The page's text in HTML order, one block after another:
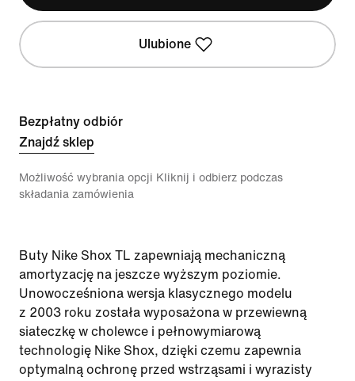
Ulubione
Bezpłatny odbiór
Znajdź sklep
Możliwość wybrania opcji Kliknij i odbierz podczas
składania zamówienia
Buty Nike Shox TL zapewniają mechaniczną
amortyzację na jeszcze wyższym poziomie.
Unowocześniona wersja klasycznego modelu
z 2003 roku została wyposażona w przewiewną
siateczkę w cholewce i pełnowymiarową
technologię Nike Shox, dzięki czemu zapewnia
optymalną ochronę przed wstrząsami i wyrazisty